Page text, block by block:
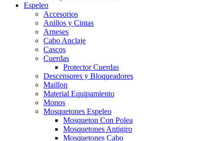
Espeleo
Accesorios
Anillos y Cintas
Arneses
Cabo Anclaje
Cascos
Cuerdas
Protector Cuerdas
Descensores y Bloqueadores
Maillon
Material Equipamiento
Monos
Mosquetones Espeleo
Mosqueton Con Polea
Mosquetones Antigiro
Mosquetones Cabo